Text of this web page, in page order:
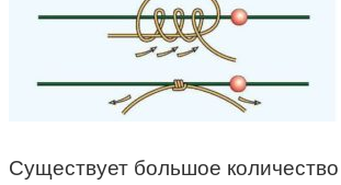
Существует большое